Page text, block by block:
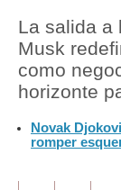
Política
Tu Dinero
Finanzas
La salida a
Musk
como
horizonte
Novak
romper